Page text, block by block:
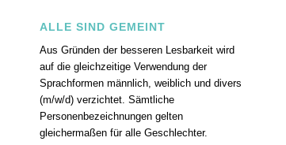
ALLE SIND GEMEINT
Aus Gründen der besseren Lesbarkeit wird
auf die gleichzeitige Verwendung der
Sprachformen männlich, weiblich und divers
(m/w/d) verzichtet. Sämtliche
Personenbezeichnungen gelten
gleichermaßen für alle Geschlechter.